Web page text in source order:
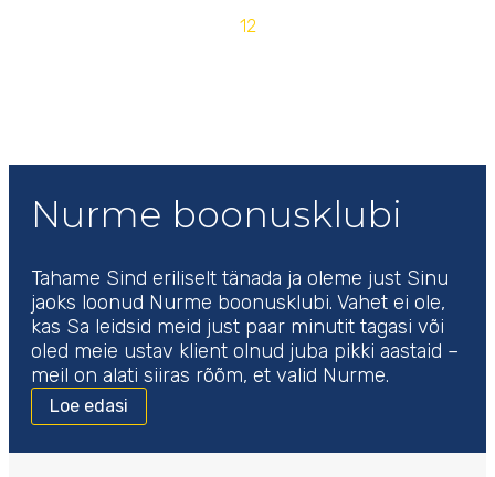
12
Nurme boonusklubi
Tahame Sind eriliselt tänada ja oleme just Sinu
jaoks loonud Nurme boonusklubi. Vahet ei ole,
kas Sa leidsid meid just paar minutit tagasi või
oled meie ustav klient olnud juba pikki aastaid –
meil on alati siiras rõõm, et valid Nurme.
Loe edasi